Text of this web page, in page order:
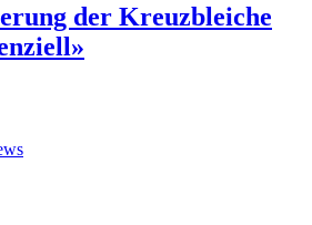
der Kreuzbleiche